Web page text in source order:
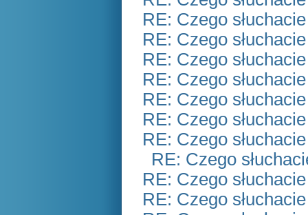
RE: Czego
RE: Czego
RE: Czego
RE: Czego
RE: Czego
RE: Czego
RE: Czego
RE: Czego
RE: Czego
RE: Czego